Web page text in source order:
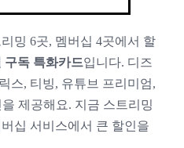
밍 6곳, 멤버십 4곳에서 할
구독 특화카드입니다. 디즈
스, 티빙, 유튜브 프리미엄,
제공해요. 지금 스트리밍
십 서비스에서 큰 할인을